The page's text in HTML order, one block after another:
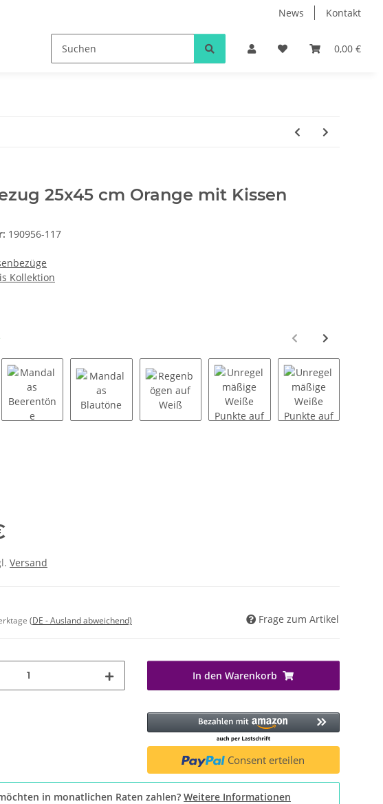
News Kontakt
0,00 €
25x45 cm Orange mit Kissen
190956-117
Kollektion
Versand
(DE - Ausland abweichend) Frage zum Artikel
In den Warenkorb
Consent erteilen
in monatlichen Raten zahlen? Weitere Informationen